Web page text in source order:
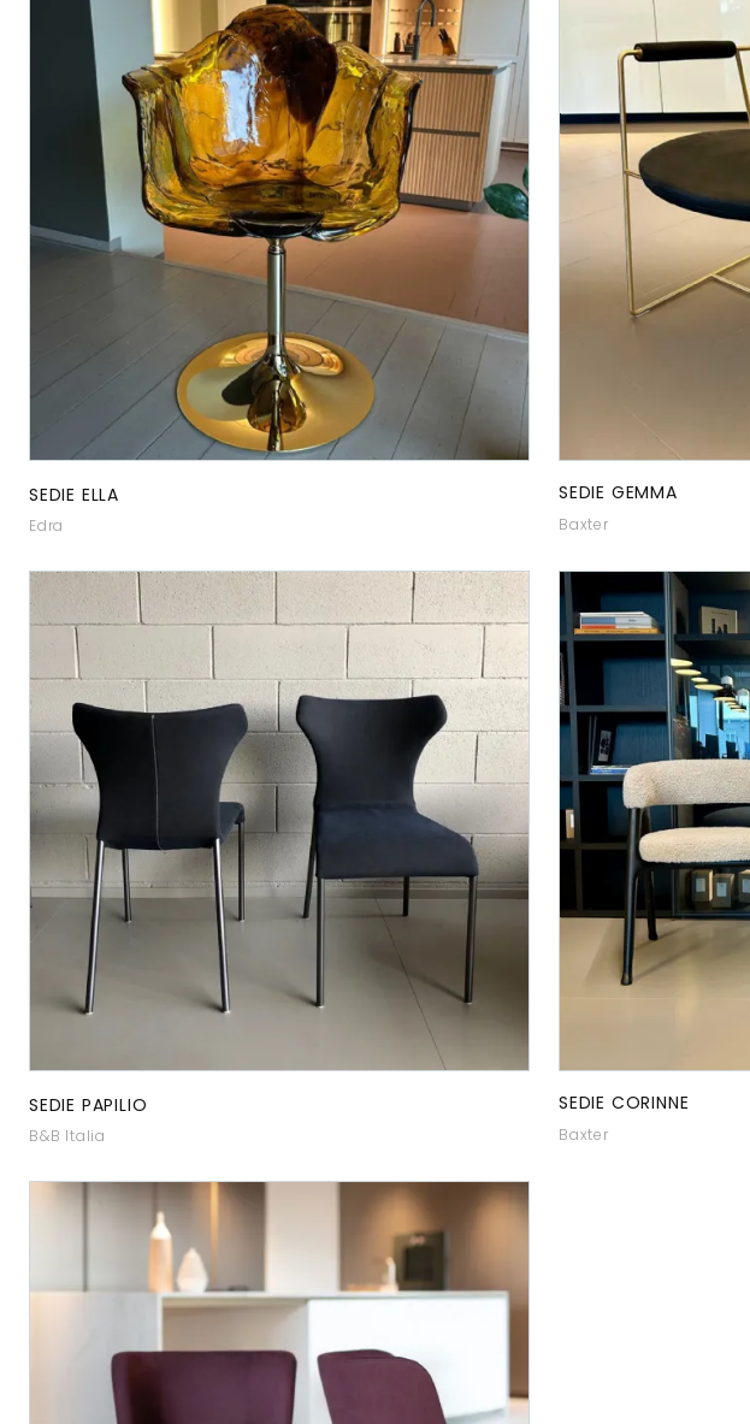
SEDIE ELLA
Edra
SEDIE GEMMA
Baxter
SEDIE PAPILIO
B&B Italia
SEDIE CORINNE
Baxter